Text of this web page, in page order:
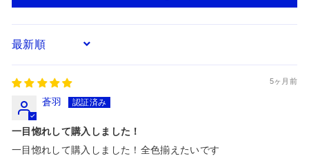
Sort by
5ヶ月前
蒼羽
一目惚れして購入しました！
一目惚れして購入しました！全色揃えたいです